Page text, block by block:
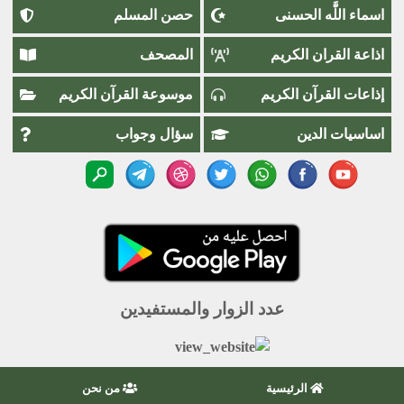
اسماء اللَّٰه الحسنى حصن المسلم
اذاعة القران الكريم المصحف
إذاعات القرآن الكريم موسوعة القرآن الكريم
اساسيات الدين سؤال وجواب
عدد الزوار والمستفيدين
الرئيسية من نحن